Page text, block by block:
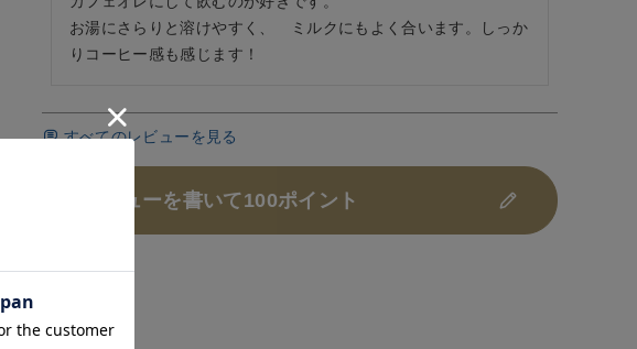
お湯にさらりと溶けやすく、　ミルクにもよく合います。しっか
りコーヒー感も感じます！
すべてのレビューを見る
レビューを書いて100ポイント